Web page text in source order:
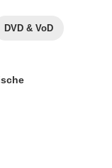
DVD & VoD